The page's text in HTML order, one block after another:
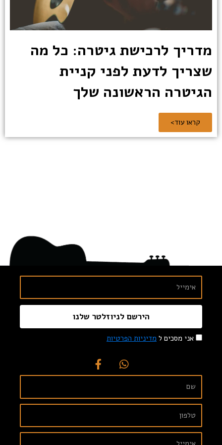
מדריך לרכישת גיטרה: כל מה
שצריך לדעת לפני קניית
הגיטרה הראשונה שלך
קראו עוד>
אני מסכים ל מדיניות הפרטיות
הירשם לניוזלטר שלנו